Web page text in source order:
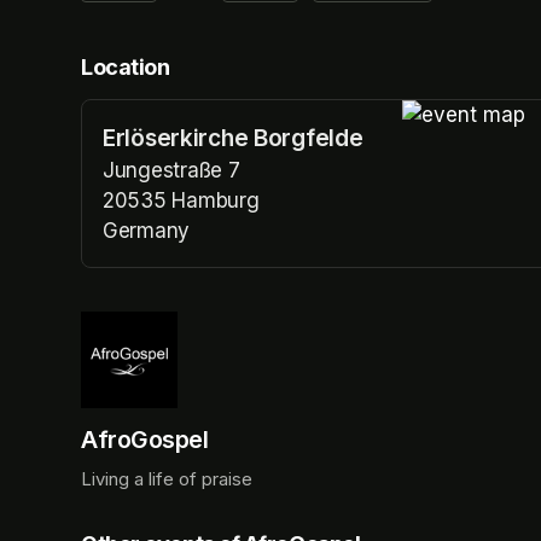
Location
Erlöserkirche Borgfelde
Jungestraße 7
20535 Hamburg
Germany
AfroGospel
Living a life of praise